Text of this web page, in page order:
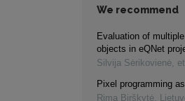
We recommend
Evaluation of
objects in eQNet
Silvija Sėrikovienė,
Pixel programming
Rima Birškytė,